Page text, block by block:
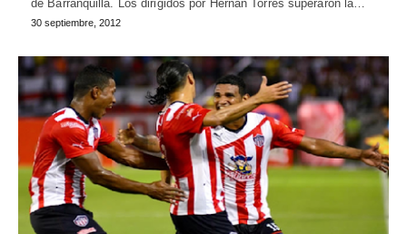
de Barranquilla. Los dirigidos por Hernán Torres superaron la…
30 septiembre, 2012